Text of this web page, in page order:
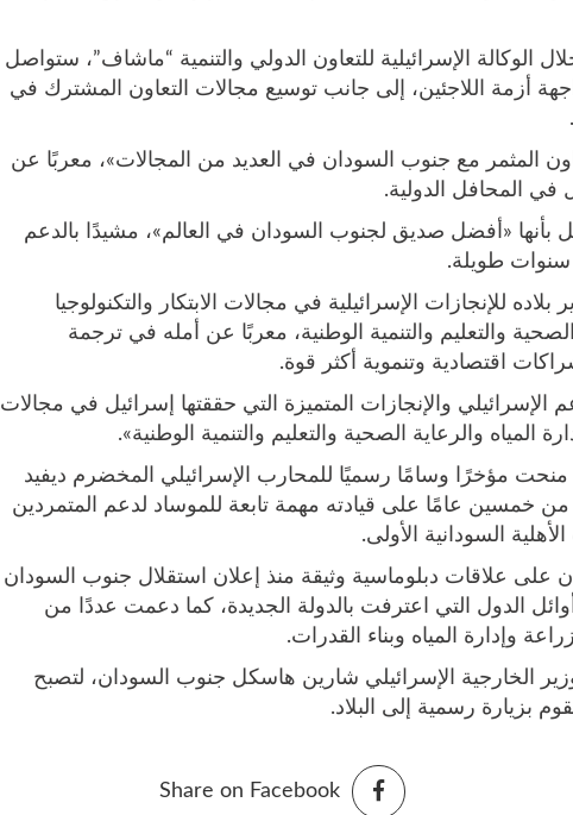
الإسرائيلية للتعاون الدولي والتنمية “ماشاف”، ستواصل
أزمة اللاجئين، إلى جانب توسيع مجالات التعاون المشترك في
المثمر مع جنوب السودان في العديد من المجالات»، معربًا عن
في المحافل الدولية.
«أفضل صديق لجنوب السودان في العالم»، مشيدًا بالدعم
سنوات طويلة.
للإنجازات الإسرائيلية في مجالات الابتكار والتكنولوجيا
الصحية والتعليم والتنمية الوطنية، معربًا عن أمله في ترجمة
اقتصادية وتنموية أكثر قوة.
الإسرائيلي والإنجازات المتميزة التي حققتها إسرائيل في مجالات
المياه والرعاية الصحية والتعليم والتنمية الوطنية».
مؤخرًا وسامًا رسميًا للمحارب الإسرائيلي المخضرم ديفيد
من خمسين عامًا على قيادته مهمة تابعة للموساد لدعم المتمردين
السودانية الأولى.
على علاقات دبلوماسية وثيقة منذ إعلان استقلال جنوب السودان
من أوائل الدول التي اعترفت بالدولة الجديدة، كما دعمت عددًا من
وإدارة المياه وبناء القدرات.
الخارجية الإسرائيلي شارين هاسكل جنوب السودان، لتصبح
بزيارة رسمية إلى البلاد.
Share on Facebook